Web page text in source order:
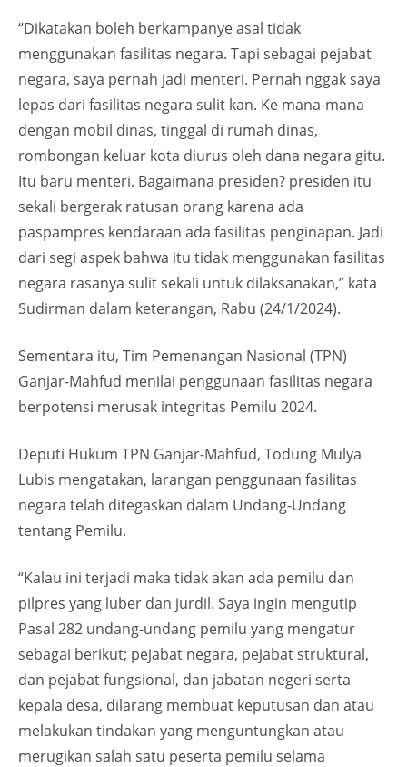
“Dikatakan boleh berkampanye asal tidak
menggunakan fasilitas negara. Tapi sebagai pejabat
negara, saya pernah jadi menteri. Pernah nggak saya
lepas dari fasilitas negara sulit kan. Ke mana-mana
dengan mobil dinas, tinggal di rumah dinas,
rombongan keluar kota diurus oleh dana negara gitu.
Itu baru menteri. Bagaimana presiden? presiden itu
sekali bergerak ratusan orang karena ada
paspampres kendaraan ada fasilitas penginapan. Jadi
dari segi aspek bahwa itu tidak menggunakan fasilitas
negara rasanya sulit sekali untuk dilaksanakan,” kata
Sudirman dalam keterangan, Rabu (24/1/2024).
Sementara itu, Tim Pemenangan Nasional (TPN)
Ganjar-Mahfud menilai penggunaan fasilitas negara
berpotensi merusak integritas Pemilu 2024.
Deputi Hukum TPN Ganjar-Mahfud, Todung Mulya
Lubis mengatakan, larangan penggunaan fasilitas
negara telah ditegaskan dalam Undang-Undang
tentang Pemilu.
“Kalau ini terjadi maka tidak akan ada pemilu dan
pilpres yang luber dan jurdil. Saya ingin mengutip
Pasal 282 undang-undang pemilu yang mengatur
sebagai berikut; pejabat negara, pejabat struktural,
dan pejabat fungsional, dan jabatan negeri serta
kepala desa, dilarang membuat keputusan dan atau
melakukan tindakan yang menguntungkan atau
merugikan salah satu peserta pemilu selama